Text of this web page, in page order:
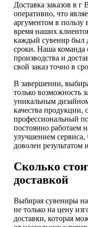
Доставка заказов в г
оперативно, что
аргументом в
время наших
каждый сувенир был
сроки. Наша команда
производства и
свой заказ точно в
В завершении,
только возможность
уникальным
качества продукции,
профессиональный
постоянно работаем
улучшением
доволен результатом
Сколько
доставкой
Выбирая сувениры
не только на цену
доставки, которая